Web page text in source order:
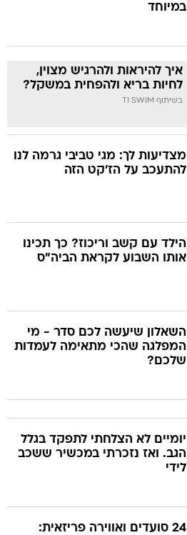
במיוחד
איך להיראות ולהרגיש מצוין,
לחיות בריא ולהפחית במשקל?
בשיתוף TI SWIM
מצדיעות לך: מגי טביבי גרמה לנו
להתעכב על הז'קט הזה
הילד עם קשב וריכוז? כך תכינו
אותו השבוע לקראת הביה"ס
השאלון שיעשה לכם סדר - מי
המפלגה שהכי מתאימה לעמדות
שלכם?
יומיים לא הצלחתי לתפקד בגלל
הגב. ואז נזכרתי במכשיר ששכב
לידי
24 סועדים ואווירה פריזאית: